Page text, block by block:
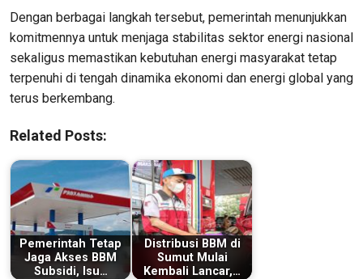
Dengan berbagai langkah tersebut, pemerintah menunjukkan
komitmennya untuk menjaga stabilitas sektor energi nasional
sekaligus memastikan kebutuhan energi masyarakat tetap
terpenuhi di tengah dinamika ekonomi dan energi global yang
terus berkembang.
Related Posts:
Pemerintah Tetap
Jaga Akses BBM
Subsidi, Isu…
Distribusi BBM di
Sumut Mulai
Kembali Lancar,…